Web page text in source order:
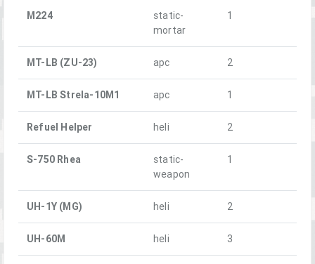
M224
static-
mortar
1
MT-LB (ZU-23) apc 2
MT-LB Strela-10M1 apc 1
Refuel Helper heli 2
S-750 Rhea
static-
weapon
1
UH-1Y (MG) heli 2
UH-60M heli 3